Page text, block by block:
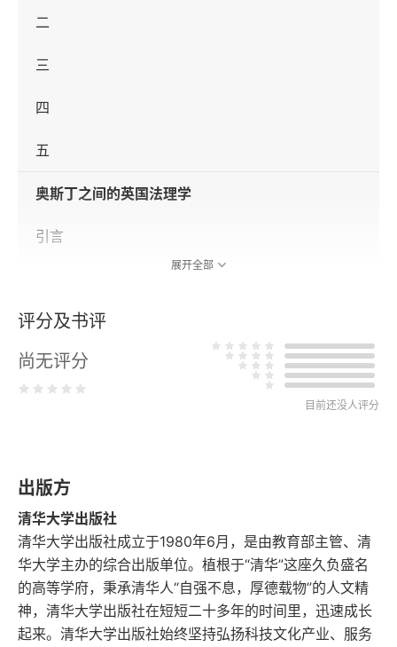
二
三
四
五
奥斯丁之间的英国法理学
引言
二、1832—1952年之间的英国法理学的地位
结论
卑微与伟大之间：奥斯丁先生的一生——《法理学讲
凯尔森与法律系统的逻辑
一、语言逻辑与法律系统
二、法律意义
三、康德的先验唯心论
展开全部
评分及书评
尚无评分
目前还没人评分
出版方
清华大学出版社
清华大学出版社成立于1980年6月，是由教育部主管、清
华大学主办的综合出版单位。植根于“清华”这座久负盛名
的高等学府，秉承清华人“自强不息，厚德载物”的人文精
神，清华大学出版社在短短二十多年的时间里，迅速成长
起来。清华大学出版社始终坚持弘扬科技文化产业、服务